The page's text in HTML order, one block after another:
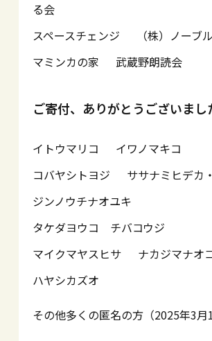
る会
スペースチェンジ
（株）ノーブ
マミンカの家
武蔵野朗読会
ご寄付、ありがとうございまし
イトウマリコ
イワノマキコ
コバヤシトヨジ
ササナミヒデカ
ジンノウチナオユキ
タケダヨウコ チバコウジ
マイクマヤスヒサ
ナカジマナオ
ハヤシカズオ
その他多くの匿名の方（2025年3月